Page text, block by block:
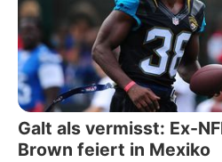
Galt als vermisst: Ex-
Brown feiert in Mexiko